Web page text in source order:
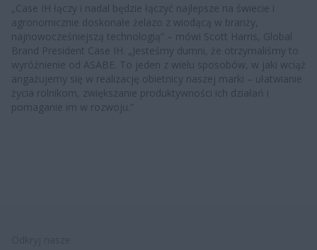
„Case IH łączy i nadal będzie łączyć najlepsze na świecie i
agronomicznie doskonałe żelazo z wiodącą w branży,
najnowocześniejszą technologią” – mówi Scott Harris, Global
Brand President Case IH. „Jesteśmy dumni, że otrzymaliśmy to
wyróżnienie od ASABE. To jeden z wielu sposobów, w jaki wciąż
angażujemy się w realizację obietnicy naszej marki – ułatwianie
życia rolnikom, zwiększanie produktywności ich działań i
pomaganie im w rozwoju.”